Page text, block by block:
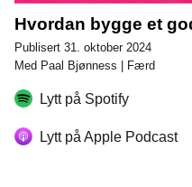
Hvordan bygge et
Publisert 31. oktober 2024
Med Paal Bjønness | Færd
Lytt på Spotify
Lytt på Apple Podcast